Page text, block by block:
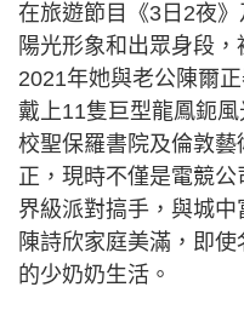
在旅遊節目《3日2夜
陽光形象和出眾身段
2021年她與老公陳爾
戴上11隻巨型龍鳳鈪
校聖保羅書院及倫敦
正，現時不僅是電競
界級派對搞手，與城
陳詩欣家庭美滿，即
的少奶奶生活。